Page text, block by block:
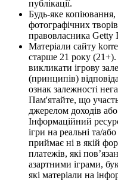
публікації.
Будь-яке копіювання,
фотографічних
правовласника Getty
Матеріали сайту
старше 21 року (21+).
викликати ігрову
(принципів)
ознак залежності
Пам'ятайте, що
джерелом доходів
Інформаційний
ігри на реальні та/
приймає ні в якій
платежів, які
азартними іграми,
які матеріали на